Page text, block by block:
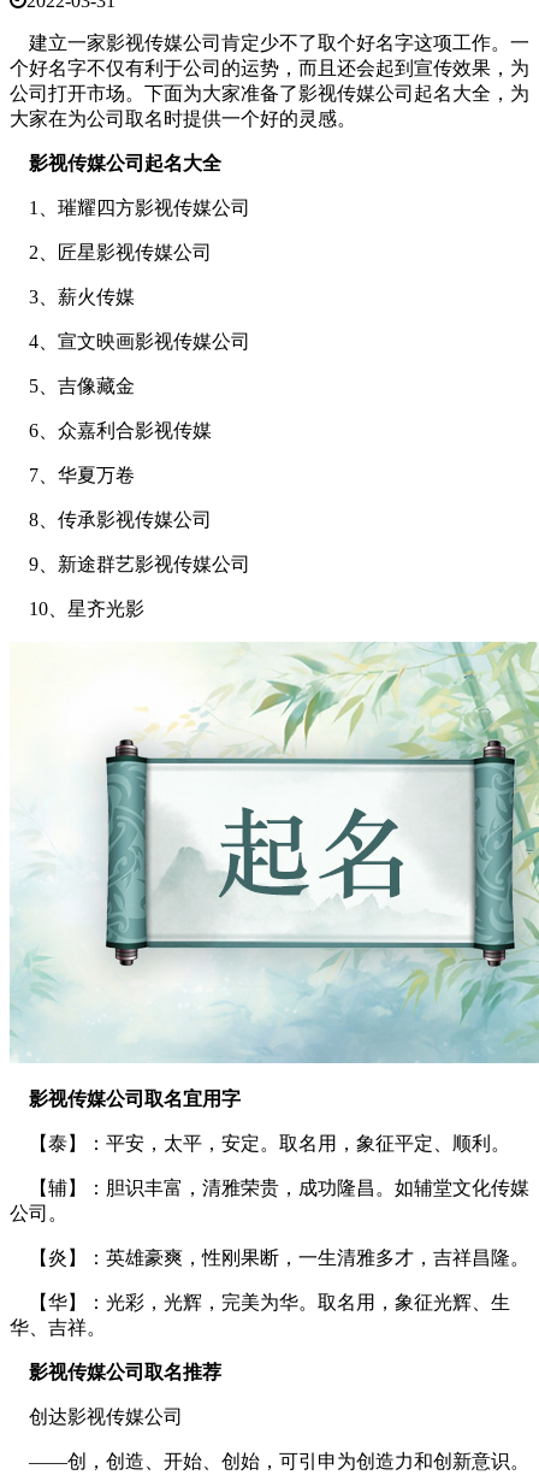
建立一家影视传媒公司肯定少不了取个好名字这项工作。一
个好名字不仅有利于公司的运势，而且还会起到宣传效果，为
公司打开市场。下面为大家准备了影视传媒公司起名大全，为
大家在为公司取名时提供一个好的灵感。
影视传媒公司起名大全
1、璀耀四方影视传媒公司
2、匠星影视传媒公司
3、薪火传媒
4、宣文映画影视传媒公司
5、吉像藏金
6、众嘉利合影视传媒
7、华夏万卷
8、传承影视传媒公司
9、新途群艺影视传媒公司
10、星齐光影
影视传媒公司取名宜用字
【泰】：平安，太平，安定。取名用，象征平定、顺利。
【辅】：胆识丰富，清雅荣贵，成功隆昌。如辅堂文化传媒
公司。
【炎】：英雄豪爽，性刚果断，一生清雅多才，吉祥昌隆。
【华】：光彩，光辉，完美为华。取名用，象征光辉、生
华、吉祥。
影视传媒公司取名推荐
创达影视传媒公司
——创，创造、开始、创始，可引申为创造力和创新意识。